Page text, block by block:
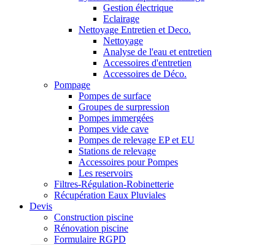
Gestion électrique
Eclairage
Nettoyage Entretien et Deco.
Nettoyage
Analyse de l'eau et entretien
Accessoires d'entretien
Accessoires de Déco.
Pompage
Pompes de surface
Groupes de surpression
Pompes immergées
Pompes vide cave
Pompes de relevage EP et EU
Stations de relevage
Accessoires pour Pompes
Les reservoirs
Filtres-Régulation-Robinetterie
Récupération Eaux Pluviales
Devis
Construction piscine
Rénovation piscine
Formulaire RGPD